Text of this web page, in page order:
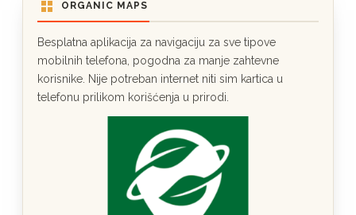
ORGANIC MAPS
Besplatna aplikacija za navigaciju za sve tipove
mobilnih telefona, pogodna za manje zahtevne
korisnike. Nije potreban internet niti sim kartica u
telefonu prilikom korišćenja u prirodi.